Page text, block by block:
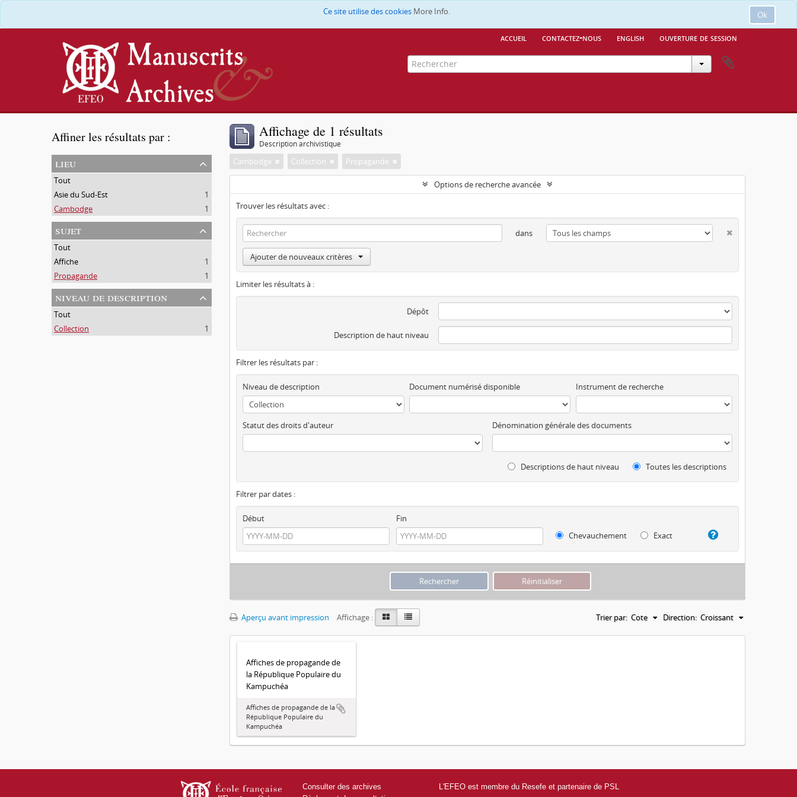
Ok
Ce site utilise des cookies More Info.
accueil contactez-nous english ouverture de session
Affiner les résultats par :
lieu
Tout
Asie du Sud-Est
1
Cambodge
1
sujet
Tout
Affiche
1
Propagande
1
niveau de description
Tout
Collection
1
Affichage de 1 résultats
Description archivistique
Cambodge Collection Propagande
Options de recherche avancée
Trouver les résultats avec :
dans
Ajouter de nouveaux critères
Limiter les résultats à :
Dépôt
Description de haut niveau
Filtrer les résultats par :
Niveau de description Document numérisé disponible Instrument de recherche
Statut des droits d'auteur Dénomination générale des documents
Descriptions de haut niveau Toutes les descriptions
Filtrer par dates :
Début
Fin
Chevauchement
Exact
Aperçu avant impression Affichage : Trier par: Cote Direction: Croissant
Affiches de propagande de
la République Populaire du
Kampuchéa
Affiches de propagande de la
République Populaire du
Kampuchéa
Consulter des archives
L'EFEO est membre du Resefe et partenaire de PSL